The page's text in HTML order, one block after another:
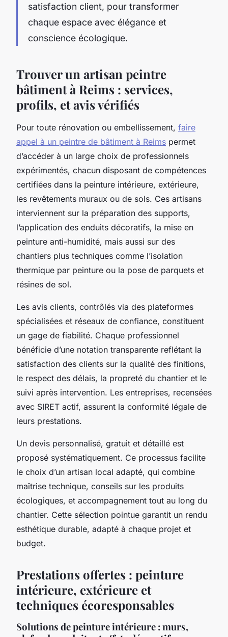
satisfaction client, pour transformer
chaque espace avec élégance et
conscience écologique.
Trouver un artisan peintre
bâtiment à Reims : services,
profils, et avis vérifiés
Pour toute rénovation ou embellissement, faire
appel à un peintre de bâtiment à Reims permet
d’accéder à un large choix de professionnels
expérimentés, chacun disposant de compétences
certifiées dans la peinture intérieure, extérieure,
les revêtements muraux ou de sols. Ces artisans
interviennent sur la préparation des supports,
l’application des enduits décoratifs, la mise en
peinture anti-humidité, mais aussi sur des
chantiers plus techniques comme l’isolation
thermique par peinture ou la pose de parquets et
résines de sol.
Les avis clients, contrôlés via des plateformes
spécialisées et réseaux de confiance, constituent
un gage de fiabilité. Chaque professionnel
bénéficie d’une notation transparente reflétant la
satisfaction des clients sur la qualité des finitions,
le respect des délais, la propreté du chantier et le
suivi après intervention. Les entreprises, recensées
avec SIRET actif, assurent la conformité légale de
leurs prestations.
Un devis personnalisé, gratuit et détaillé est
proposé systématiquement. Ce processus facilite
le choix d’un artisan local adapté, qui combine
maîtrise technique, conseils sur les produits
écologiques, et accompagnement tout au long du
chantier. Cette sélection pointue garantit un rendu
esthétique durable, adapté à chaque projet et
budget.
Prestations offertes : peinture
intérieure, extérieure et
techniques écoresponsables
Solutions de peinture intérieure : murs,